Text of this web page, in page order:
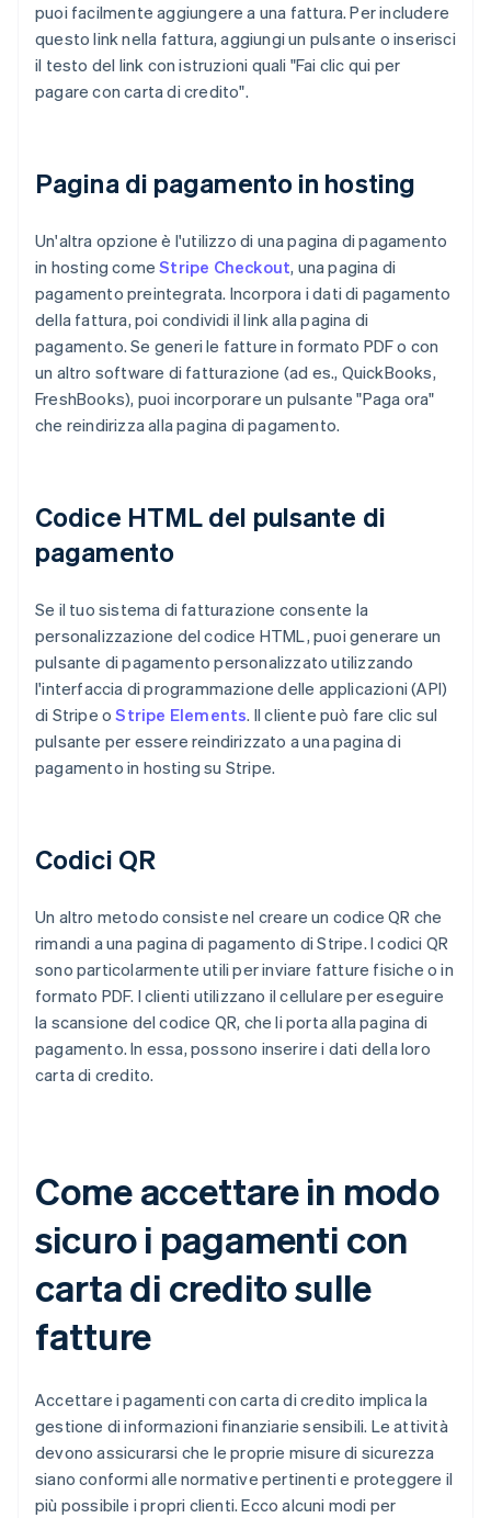
puoi facilmente aggiungere a una fattura. Per includere
questo link nella fattura, aggiungi un pulsante o inserisci
il testo del link con istruzioni quali "Fai clic qui per
pagare con carta di credito".
Pagina di pagamento in hosting
Un'altra opzione è l'utilizzo di una pagina di pagamento
in hosting comeStripe Checkout, una pagina di
pagamento preintegrata. Incorpora i dati di pagamento
della fattura, poi condividi il link alla pagina di
pagamento. Se generi le fatture in formato PDF o con
un altro software di fatturazione (ad es., QuickBooks,
FreshBooks), puoi incorporare un pulsante "Paga ora"
che reindirizza alla pagina di pagamento.
Codice HTML del pulsante di
pagamento
Se il tuo sistema di fatturazione consente la
personalizzazione del codice HTML, puoi generare un
pulsante di pagamento personalizzato utilizzando
l'interfaccia di programmazione delle applicazioni (API)
di Stripe oStripe Elements. Il cliente può fare clic sul
pulsante per essere reindirizzato a una pagina di
pagamento in hosting su Stripe.
Codici QR
Un altro metodo consiste nel creare un codice QR che
rimandi a una pagina di pagamento di Stripe. I codici QR
sono particolarmente utili per inviare fatture fisiche o in
formato PDF. I clienti utilizzano il cellulare per eseguire
la scansione del codice QR, che li porta alla pagina di
pagamento. In essa, possono inserire i dati della loro
carta di credito.
Come accettare in modo
sicuro i pagamenti con
carta di credito sulle
fatture
Accettare i pagamenti con carta di credito implica la
gestione di informazioni finanziarie sensibili. Le attività
devono assicurarsi che le proprie misure di sicurezza
siano conformi alle normative pertinenti e proteggere il
più possibile i propri clienti. Ecco alcuni modi per